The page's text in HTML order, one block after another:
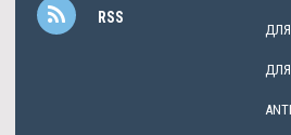
RSS